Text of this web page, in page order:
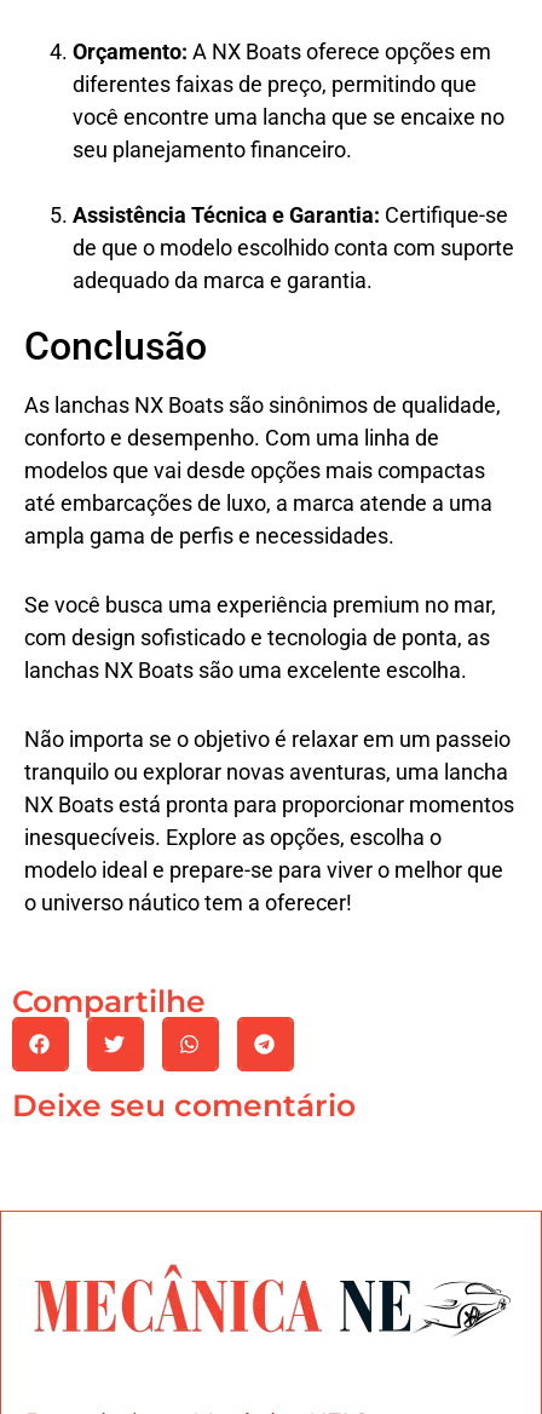
Orçamento: A NX Boats oferece opções em
diferentes faixas de preço, permitindo que
você encontre uma lancha que se encaixe no
seu planejamento financeiro.
Assistência Técnica e Garantia: Certifique-se
de que o modelo escolhido conta com suporte
adequado da marca e garantia.
Conclusão
As lanchas NX Boats são sinônimos de qualidade,
conforto e desempenho. Com uma linha de
modelos que vai desde opções mais compactas
até embarcações de luxo, a marca atende a uma
ampla gama de perfis e necessidades.
Se você busca uma experiência premium no mar,
com design sofisticado e tecnologia de ponta, as
lanchas NX Boats são uma excelente escolha.
Não importa se o objetivo é relaxar em um passeio
tranquilo ou explorar novas aventuras, uma lancha
NX Boats está pronta para proporcionar momentos
inesquecíveis. Explore as opções, escolha o
modelo ideal e prepare-se para viver o melhor que
o universo náutico tem a oferecer!
Compartilhe
Deixe seu comentário